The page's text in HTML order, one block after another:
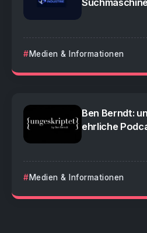
Medien & Informationen
Ben Berndt:
ehrliche
Medien & Informationen